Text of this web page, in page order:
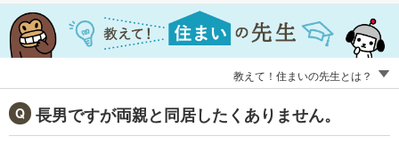
教えて！住まいの先生とは？
長男ですが両親と同居したくありません。